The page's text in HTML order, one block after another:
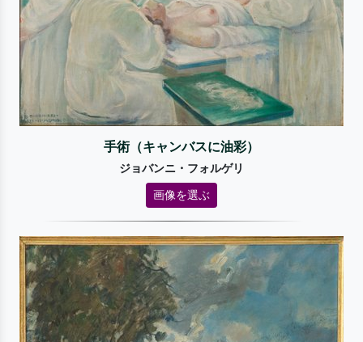
手術（キャンバスに油彩）
ジョバンニ・フォルゲリ
画像を選ぶ